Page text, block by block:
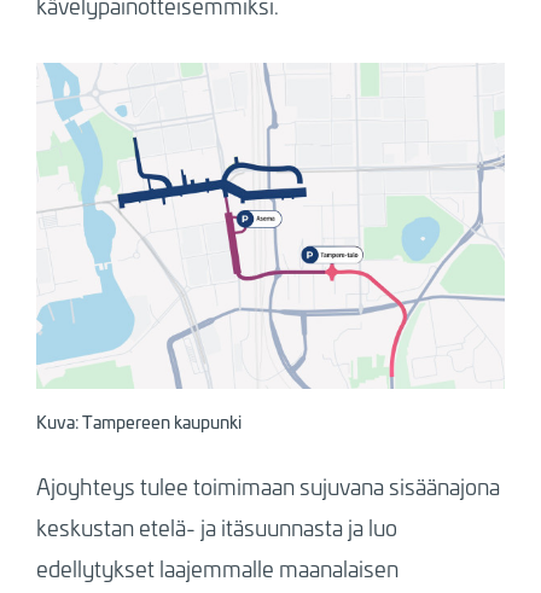
Kuva: Tampereen kaupunki
Ajoyhteys tulee toimimaan sujuvana sisäänajona
keskustan etelä- ja itäsuunnasta ja luo
edellytykset laajemmalle maanalaisen